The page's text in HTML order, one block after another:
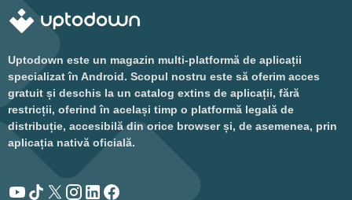
Uptodown este un magazin multi-platformă de aplicații
specializat în Android. Scopul nostru este să oferim acces
gratuit și deschis la un catalog extins de aplicații, fără
restricții, oferind în același timp o platformă legală de
distribuție, accesibilă din orice browser și, de asemenea, prin
aplicația nativă oficială.